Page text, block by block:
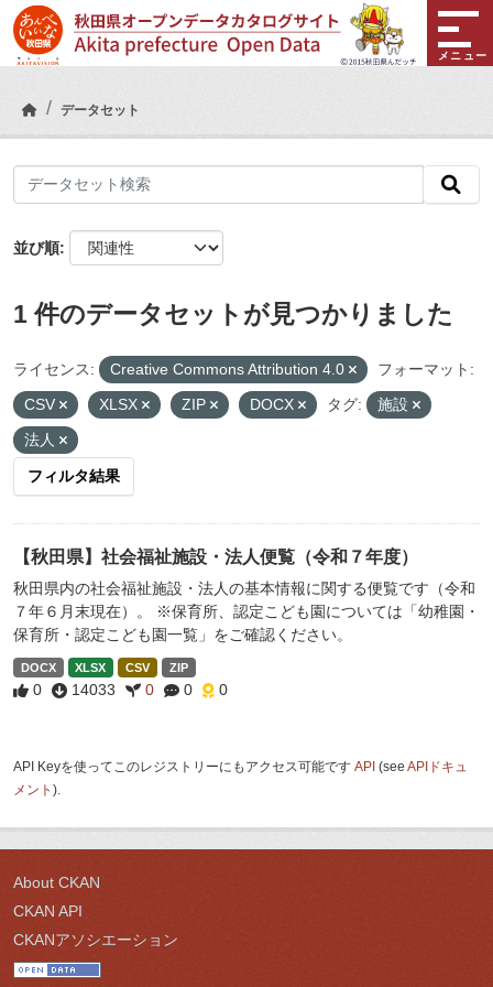
Skip to main content
メニュー
データセット
並び順
1 件のデータセットが見つかりました
ライセンス: Creative Commons Attribution 4.0
フォーマット:
CSV
XLSX ZIP DOCX タグ:
施設
法人
フィルタ結果
【秋田県】社会福祉施設・法人便覧（令和７年度）
秋田県内の社会福祉施設・法人の基本情報に関する便覧です（令和
７年６月末現在）。 ※保育所、認定こども園については「幼稚園・
保育所・認定こども園一覧」をご確認ください。
DOCX XLSX CSV ZIP
0 14033 0 0 0
API Keyを使ってこのレジストリーにもアクセス可能です API (see APIドキュ
メント ).
About CKAN
CKAN API
CKANアソシエーション